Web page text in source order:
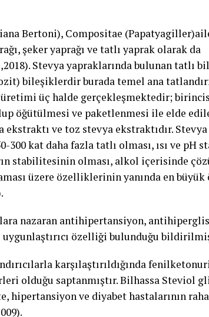
Bertoni), Compositae
şeker yaprağı ve tatlı yaprak olarak da
Stevya yapraklarında bulunan tatlı
bileşiklerdir burada temel ana
üretimi üç halde gerçekleşmektedir;
öğütülmesi ve paketlenmesi ile elde
ve toz stevya ekstraktıdır. Stevya
300 kat daha fazla tatlı olması, ısı ve pH
stabilitesinin olması, alkol içerisinde
üzere özelliklerinin yanında en
nazaran antihipertansiyon,
uygunlaştırıcı özelliği bulunduğu
karşılaştırıldığında
olduğu saptanmıştır. Bilhassa Steviol
hipertansiyon ve diyabet hastalarının